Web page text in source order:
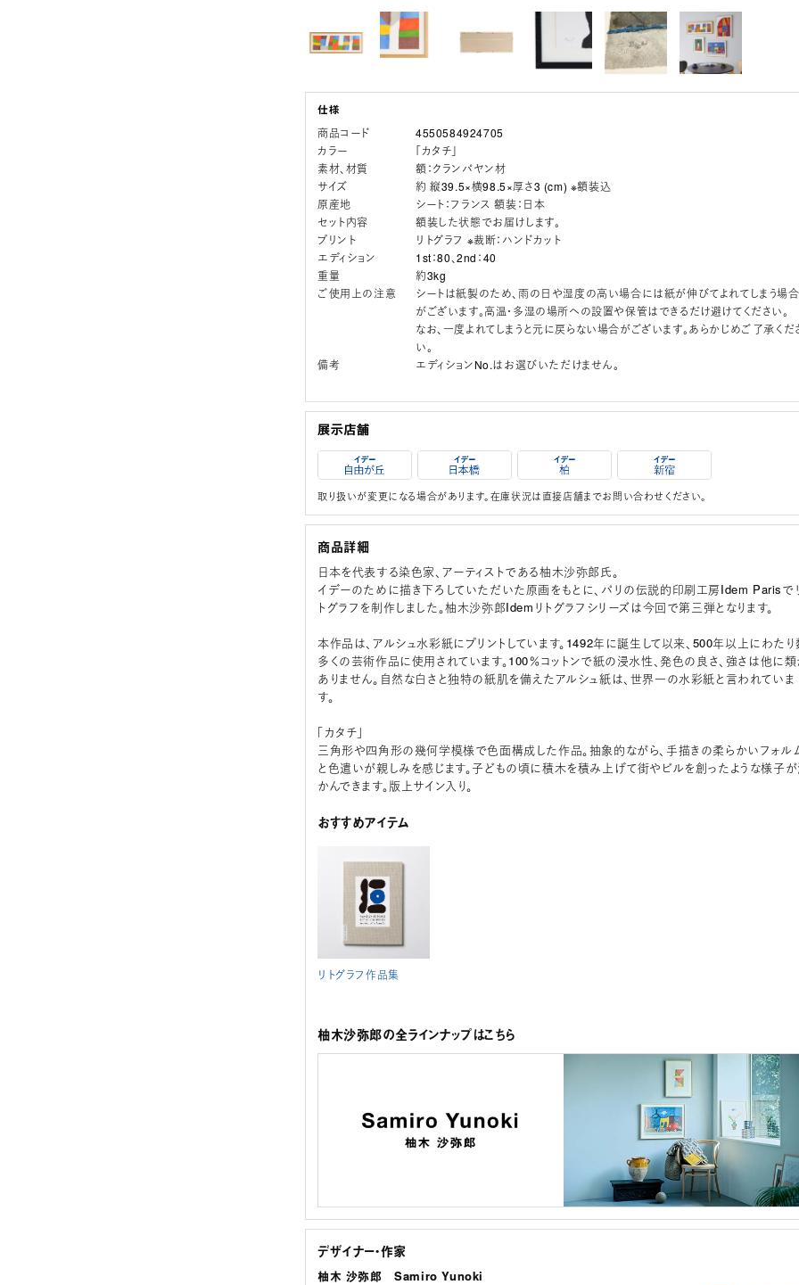
商品コード
4550584924705
カラー
「カタチ」
素材、材質
額：クランパヤン材
サイズ
約 縦39.5×横98.5×厚さ3 (cm) ※額装込
原産地
シート：フランス 額装：日本
セット内容
額装した状態でお届けします。
プリント
リトグラフ ※裁断：ハンドカット
エディション
1st：80、2nd：40
重量
約3kg
ご使用上の注意
シートは紙製のため、雨の日や湿度の高い場合には紙が伸びてよれてしまう場合
がございます。高温・多湿の場所への設置や保管はできるだけ避けてください。
なお、一度よれてしまうと元に戻らない場合がございます。あらかじめご了承くだ
い。
備考
エディションNo.はお選びいただけません。
取り扱いが変更になる場合があります。在庫状況は直接店舗までお問い合わせください。
商品詳細
日本を代表する染色家、アーティストである柚木沙弥郎氏。
イデーのために描き下ろしていただいた原画をもとに、パリの伝説的印刷工房Idem Parisで
トグラフを制作しました。柚木沙弥郎Idemリトグラフシリーズは今回で第三弾となります。
本作品は、アルシュ水彩紙にプリントしています。1492年に誕生して以来、500年以上にわたり
多くの芸術作品に使用されています。100％コットンで紙の浸水性、発色の良さ、強さは他に
ありません。自然な白さと独特の紙肌を備えたアルシュ紙は、世界一の水彩紙と言われていま
す。
「カタチ」
三角形や四角形の幾何学模様で色面構成した作品。抽象的ながら、手描きの柔らかいフォル
と色遣いが親しみを感じます。子どもの頃に積木を積み上げて街やビルを創ったような様子
かんできます。版上サイン入り。
おすすめアイテム
リトグラフ作品集
柚木沙弥郎の全ラインナップはこちら
デザイナー・作家
柚木 沙弥郎 Samiro Yunoki